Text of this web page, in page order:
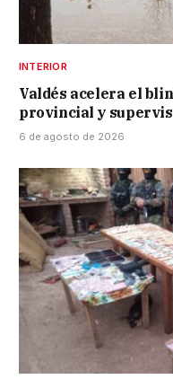
INTERIOR
Valdés acelera el
provincial y
6 de agosto de 2026